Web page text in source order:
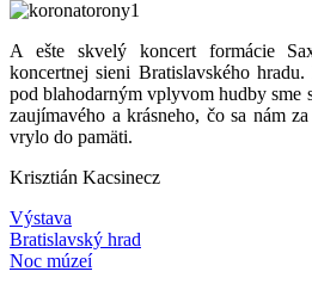
A ešte skvelý koncert formácie
koncertnej sieni Bratislavského
pod blahodarným vplyvom hudby sme
zaujímavého a krásneho, čo sa nám
vrylo do pamäti.
Krisztián Kacsinecz
Výstava
Bratislavský hrad
Noc múzeí